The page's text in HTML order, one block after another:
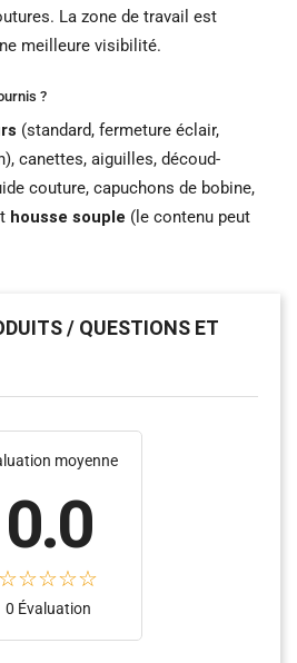
La zone de travail est
meilleure visibilité.
?
(standard, fermeture éclair,
canettes, aiguilles, découd-
couture, capuchons de bobine,
housse souple (le contenu peut
/ QUESTIONS ET
moyenne
0.0
0 Évaluation